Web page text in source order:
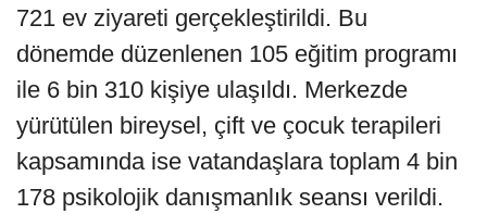
721 ev ziyareti gerçekleştirildi. Bu
dönemde düzenlenen 105 eğitim programı
ile 6 bin 310 kişiye ulaşıldı. Merkezde
yürütülen bireysel, çift ve çocuk terapileri
kapsamında ise vatandaşlara toplam 4 bin
178 psikolojik danışmanlık seansı verildi.